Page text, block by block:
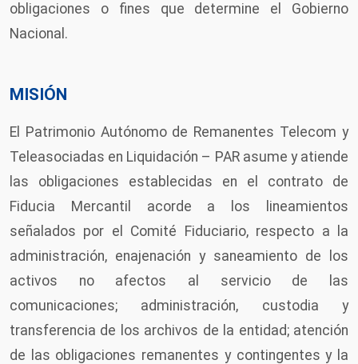
obligaciones o fines que determine el Gobierno
Nacional.
MISIÓN
El Patrimonio Autónomo de Remanentes Telecom y
Teleasociadas en Liquidación – PAR asume y atiende
las obligaciones establecidas en el contrato de
Fiducia Mercantil acorde a los lineamientos
señalados por el Comité Fiduciario, respecto a la
administración, enajenación y saneamiento de los
activos no afectos al servicio de las
comunicaciones; administración, custodia y
transferencia de los archivos de la entidad; atención
de las obligaciones remanentes y contingentes y la